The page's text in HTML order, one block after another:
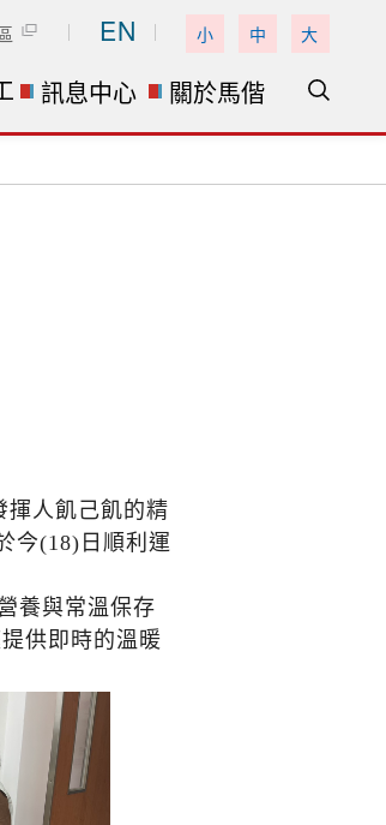
EN 小 中 大
訊息中心 關於馬偕
揮人飢己飢的精
今(18)日順利運
養與常溫保存
供即時的溫暖